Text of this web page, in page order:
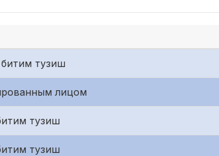
тузиш
лицом
тузиш
тузиш